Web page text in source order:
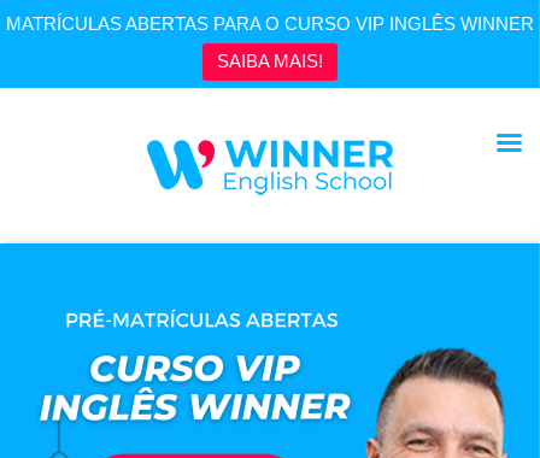
MATRÍCULAS ABERTAS PARA O CURSO VIP INGLÊS WINNER
SAIBA MAIS!